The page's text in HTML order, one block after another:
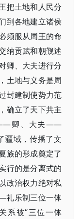
把土地和人民分
到各地建立诸侯
须服从周王的命
纳贡赋和朝觐述
卿、大夫进行分
土地与义务是周
封建制使势力范
确立了天下共主
卿、大夫——
疆域，传播了文
族的形成奠定了
行的是分离式的
政治权力绝对私
乐制三位一体
系被“三位一体